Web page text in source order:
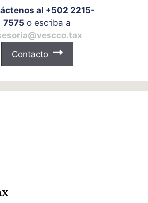
al +502 2215-
7575 o escriba a
Contacto